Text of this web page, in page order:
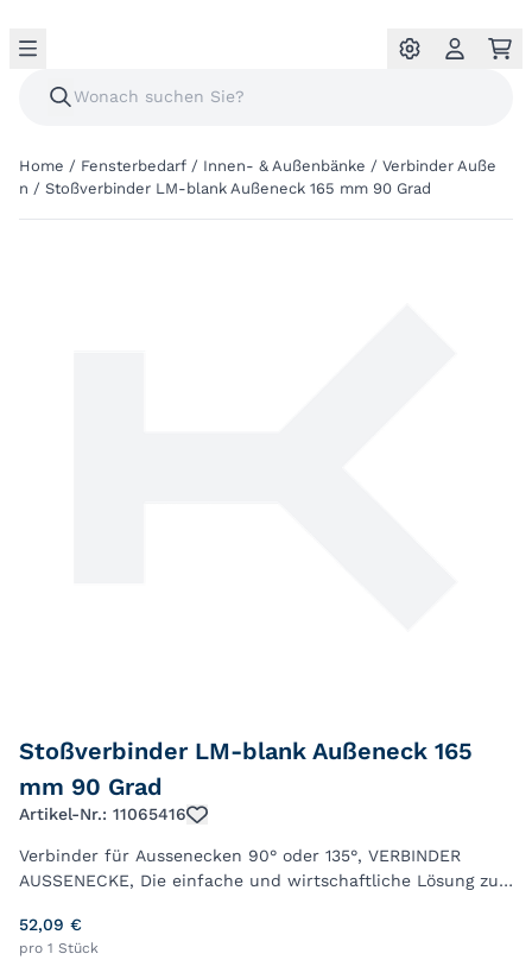
Home / Fensterbedarf / Innen- & Außenbänke / Verbinder Auße
n / Stoßverbinder LM-blank Außeneck 165 mm 90 Grad
Stoßverbinder LM-blank Außeneck 165
mm 90 Grad
Artikel-Nr.: 11065416
Verbinder für Aussenecken 90° oder 135°, VERBINDER
AUSSENECKE, Die einfache und wirtschaftliche Lösung zur
Fensterbanksysteme FBS 40 oder FBS 25
52,09 €
pro 1 Stück